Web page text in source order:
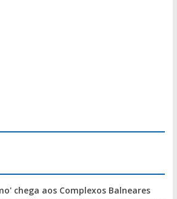
chega aos Complexos Balneares